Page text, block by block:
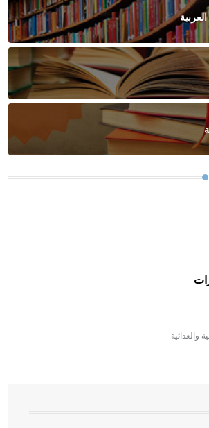
والغذائية
نوع من الفنون الهندسية التي ارتبطت
في بلاد الشام ومصر خاصة، حيث يحرص
مداميكه وخاصة في الواجهات